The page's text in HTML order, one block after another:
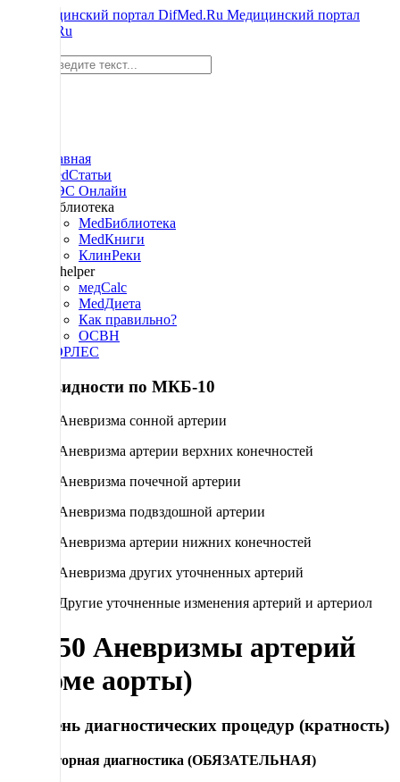
Медицинский портал
DifMed.Ru
Главная
MedСтатьи
МЭС Онлайн
Библиотека
MedБиблиотека
MedКниги
КлинРеки
M-helper
медCalc
MedДиета
Как правильно?
ОСВН
СОРЛЕС
Разновидности по МКБ-10
I72.0 Аневризма сонной артерии
I72.1 Аневризма артерии верхних конечностей
I72.2 Аневризма почечной артерии
I72.3 Аневризма подвздошной артерии
I72.4 Аневризма артерии нижних конечностей
I72.8 Аневризма других уточненных артерий
I77.8 Другие уточненные изменения артерий и артериол
72.050 Аневризмы артерий
(кроме аорты)
Перечень диагностических процедур (кратность)
Лабораторная диагностика (ОБЯЗАТЕЛЬНАЯ)